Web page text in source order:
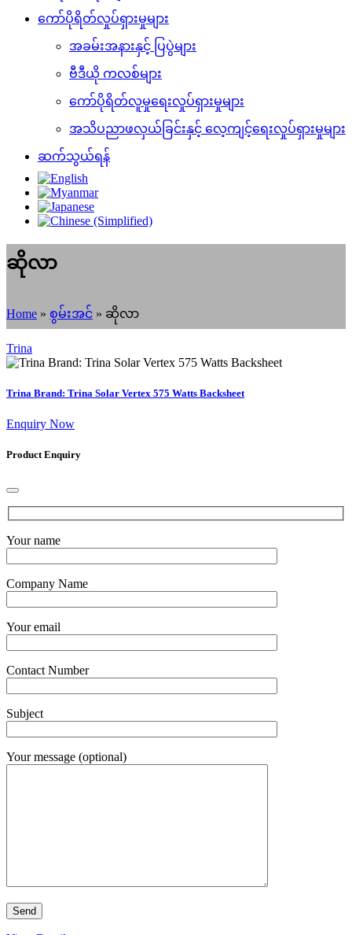
ကော်ပိုရိတ်လှုပ်ရှားမှုများ
အခမ်းအနားနှင့် ပြပွဲများ
ဗီဒီယို ကလစ်များ
ကော်ပိုရိတ်လူမှုရေးလှုပ်ရှားမှုများ
အသိပညာဖလှယ်ခြင်းနှင့် လေ့ကျင့်ရေးလှုပ်ရှားမှုများ
ဆက်သွယ်ရန်
ဆိုလာ
Home » စွမ်းအင် » ဆိုလာ
Trina
Trina Brand: Trina Solar Vertex 575 Watts Backsheet
Enquiry Now
Product Enquiry
Your name
Company Name
Your email
Contact Number
Subject
Your message (optional)